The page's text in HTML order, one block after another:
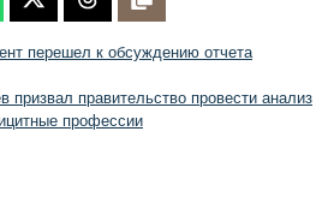
перешел к обсуждению отчета
призвал правительство провести анализ
профессии